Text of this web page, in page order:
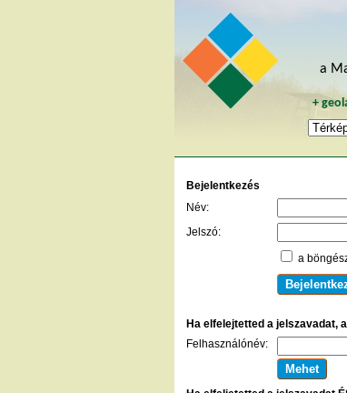
a
+
Bejelentkezés
Név:
Jelszó:
a
Ha elfelejtetted a jelszavadat,
Felhasználónév: